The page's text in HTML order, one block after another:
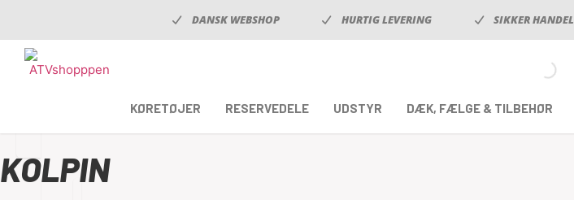
DANSK WEBSHOP HURTIG LEVERING SIKKER HANDEL
KØRETØJER RESERVEDELE UDSTYR DÆK, FÆLGE & TILBEHØR
KOLPIN